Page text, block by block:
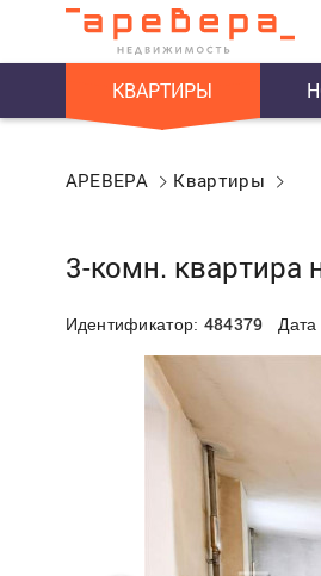
КВАРТИРЫ
АРЕВЕРА Квартиры
3-комн. квартира
Идентификатор: 484379 Дата